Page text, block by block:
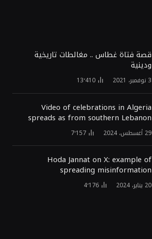
قصة فتاة غطاس .. مغالطات تاريخية
ودينية
3 نوفمبر، 2021 13٬410
Video of celebrations in Algeria
spreads as from southern Lebanon
29 أغسطس، 2024 7٬157
Hoda Jannat on X: example of
spreading misinformation
20 يناير، 2024 4٬176